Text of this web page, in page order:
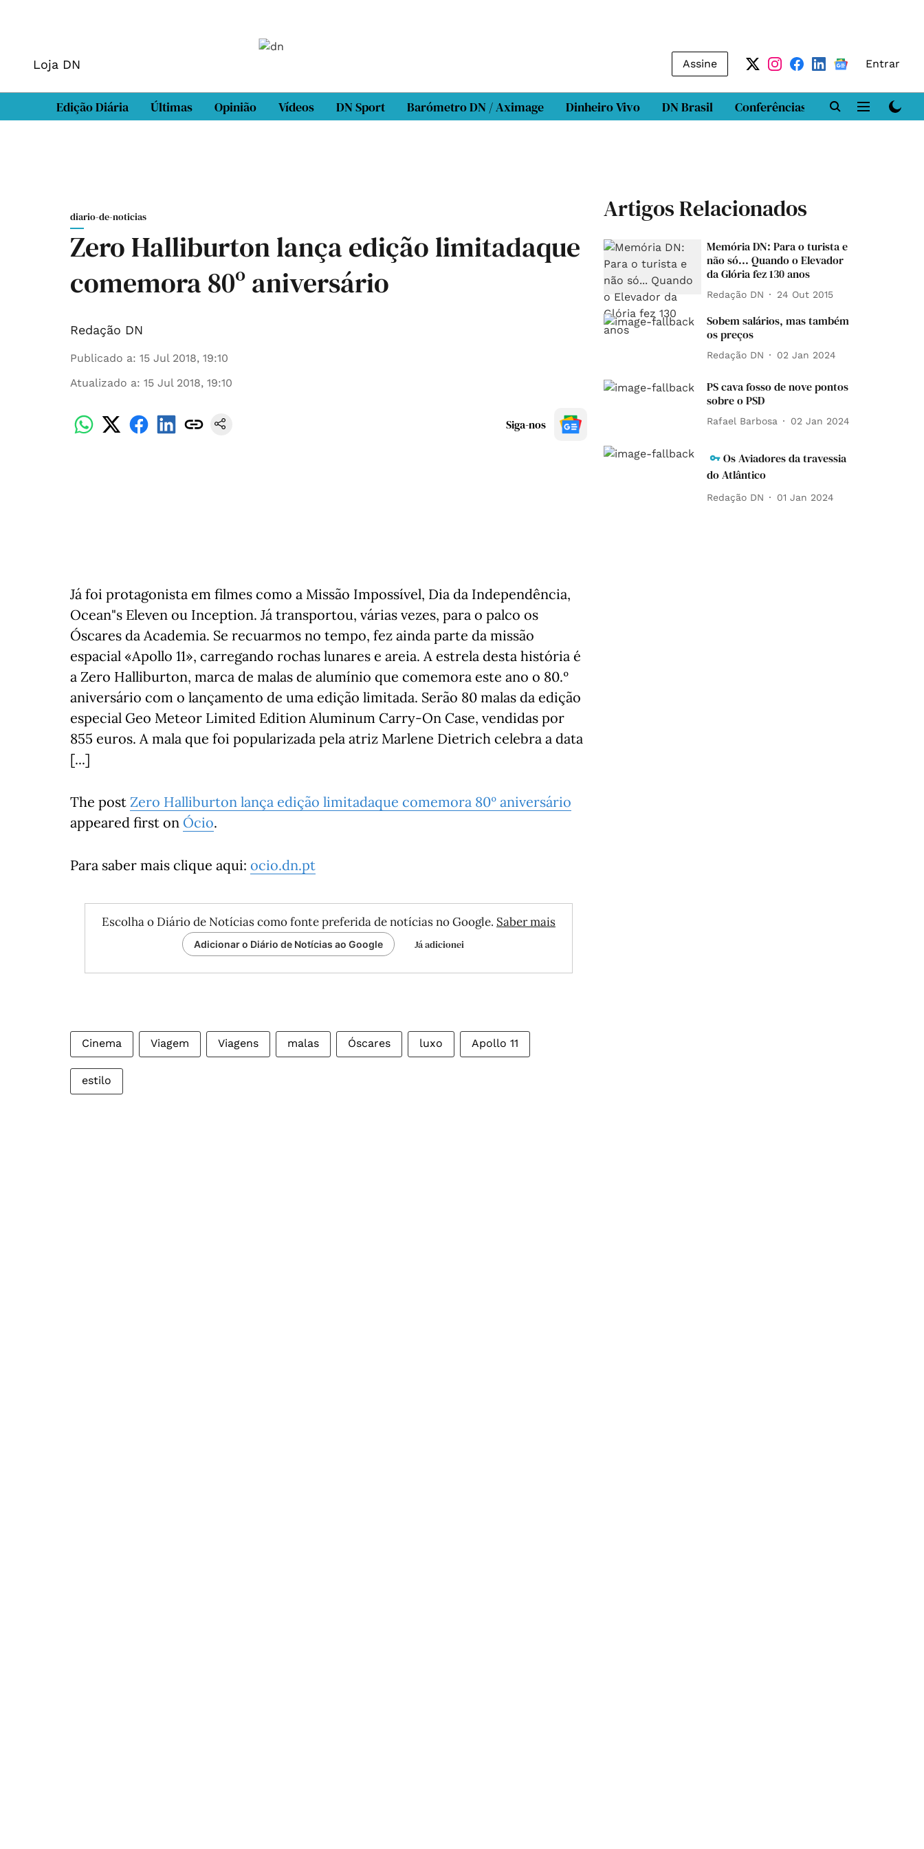
Loja DN Assine Entrar
Edição Diária Últimas Opinião Vídeos DN Sport Barómetro DN / Aximage Dinheiro Vivo DN Brasil Conferências DN LAB
diario-de-noticias
Zero Halliburton lança edição limitadaque
comemora 80º aniversário
Redação DN
Publicado a: 15 Jul 2018, 19:10
Atualizado a: 15 Jul 2018, 19:10
Siga-nos
Já foi protagonista em filmes como a Missão Impossível, Dia da Independência,
Ocean"s Eleven ou Inception. Já transportou, várias vezes, para o palco os
Óscares da Academia. Se recuarmos no tempo, fez ainda parte da missão
espacial «Apollo 11», carregando rochas lunares e areia. A estrela desta história é
a Zero Halliburton, marca de malas de alumínio que comemora este ano o 80.º
aniversário com o lançamento de uma edição limitada. Serão 80 malas da edição
especial Geo Meteor Limited Edition Aluminum Carry-On Case, vendidas por
855 euros. A mala que foi popularizada pela atriz Marlene Dietrich celebra a data
[...]
The post Zero Halliburton lança edição limitadaque comemora 80º aniversário
appeared first on Ócio.
Para saber mais clique aqui: ocio.dn.pt
Escolha o Diário de Notícias como fonte preferida de notícias no Google. Saber mais
Adicionar o Diário de Notícias ao Google Já adicionei
Cinema Viagem Viagens malas Óscares luxo Apollo 11
estilo
Artigos Relacionados
Memória DN: Para o turista e
não só... Quando o Elevador
da Glória fez 130 anos
Redação DN 24 Out 2015
Sobem salários, mas também
os preços
Redação DN 02 Jan 2024
PS cava fosso de nove pontos
sobre o PSD
Rafael Barbosa 02 Jan 2024
Os Aviadores da travessia
do Atlântico
Redação DN 01 Jan 2024